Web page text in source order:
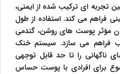
تجربه ای ترکیب شده از ایمنی،
فراهم می کند. استفاده از طول
مؤثر پوست های روشن، گندمی
فراهم می سازد. سیستم خنک
ناگهانی را تا حد قابل توجهی
برای افرادی با پوست حساس